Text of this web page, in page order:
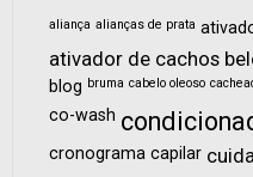
aliança alianças de prata
ativador de cachos
blog bruma cabelo oleoso
co-wash
cronograma capilar